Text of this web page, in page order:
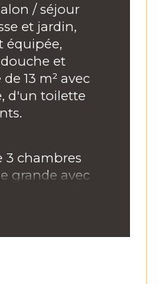
/ séjour
et jardin,
équipée,
et
13 m² avec
d'un toilette
3 chambres
grande avec